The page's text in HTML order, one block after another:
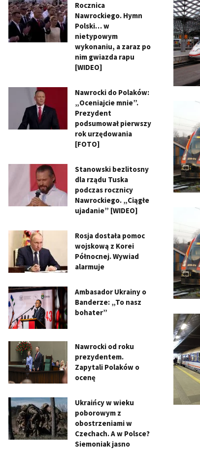
Rocznica
Nawrockiego. Hymn
Polski… w
nietypowym
wykonaniu, a zaraz po
nim gwiazda rapu
[WIDEO]
Nawrocki do Polaków:
„Oceniajcie mnie”.
Prezydent
podsumował pierwszy
rok urzędowania
[FOTO]
Stanowski bezlitosny
dla rządu Tuska
podczas rocznicy
Nawrockiego. „Ciągłe
ujadanie” [WIDEO]
Rosja dostała pomoc
wojskową z Korei
Północnej. Wywiad
alarmuje
Ambasador Ukrainy o
Banderze: „To nasz
bohater”
Nawrocki od roku
prezydentem.
Zapytali Polaków o
ocenę
Ukraińcy w wieku
poborowym z
obostrzeniami w
Czechach. A w Polsce?
Siemoniak jasno